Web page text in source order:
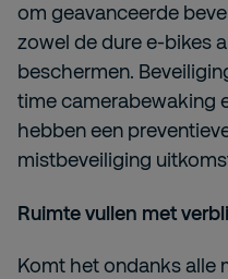
om geavanceerde
zowel de dure e-bikes
beschermen.
time camerabewaking
hebben een
mistbeveiliging
Ruimte vullen met
Komt het ondanks alle